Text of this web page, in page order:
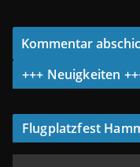
+++ Neuigkeiten
Flugplatzfest